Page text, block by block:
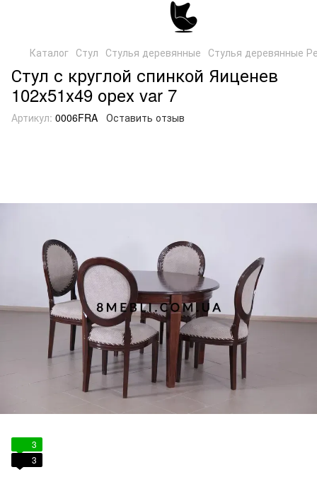
Каталог Стул Стулья деревянные Стулья деревянные
Стул с круглой спинкой Яиценев
102х51х49 орех var 7
Артикул: 0006FRA Оставить отзыв
3
3